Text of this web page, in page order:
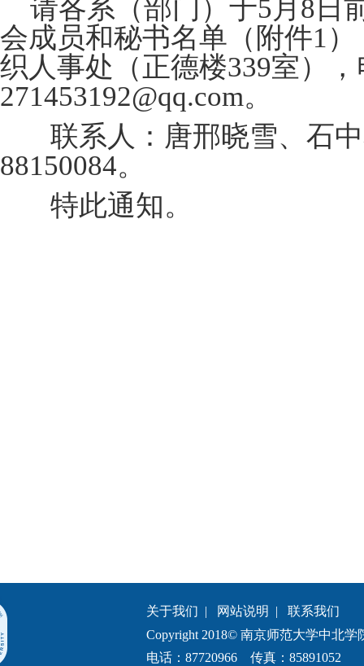
请各系（部门）于5月 8 日
会成员和秘书名单（附件1
织人事处（正德楼339室）
271453192@qq.com。
联系人：唐邢晓雪、石
88150084。
特此通知。
关于我们 | 网站说明 | 联系我们
Copyright 2018© 南京师范大学中北学
电话：87720966 传真：85891052